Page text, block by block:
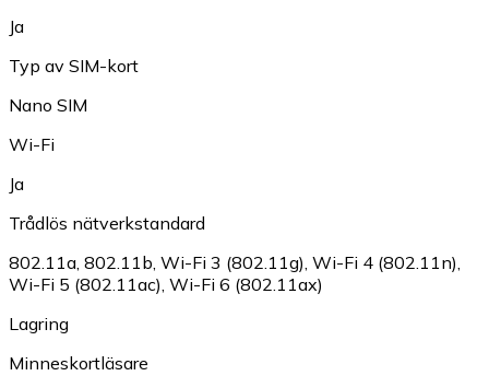
Ja
Typ av SIM-kort
Nano SIM
Wi-Fi
Ja
Trådlös nätverkstandard
802.11a, 802.11b, Wi-Fi 3 (802.11g), Wi-Fi 4 (802.11n),
Wi-Fi 5 (802.11ac), Wi-Fi 6 (802.11ax)
Lagring
Minneskortläsare